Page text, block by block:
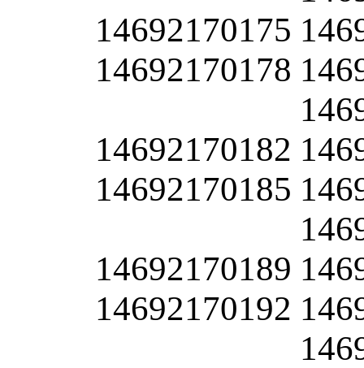
14692170175
14692170178
14692170182
14692170185
14692170189
14692170192